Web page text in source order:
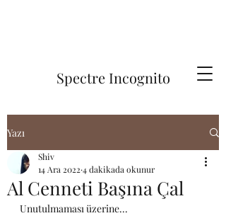
Spectre Incognito
Yazı
Al Cenneti Başına Çal
Shiv
14 Ara 2022 4 dakikada okunur
Unutulmaması üzerine...